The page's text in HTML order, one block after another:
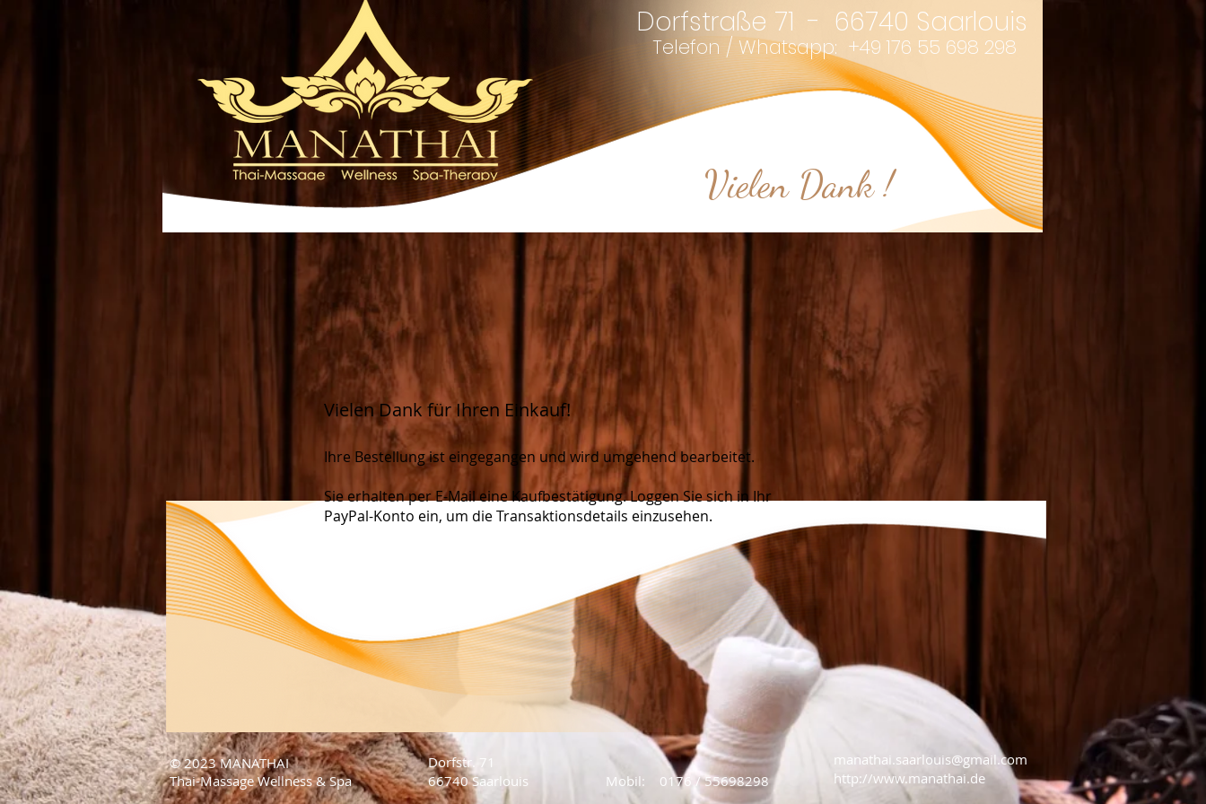
Dorfstraße 71 - 66740 Saarlouis
Telefon / Whatsapp: +49 176 55 698 298
Vielen Dank !
Vielen Dank für Ihren Einkauf!
Ihre Bestellung ist eingegangen und wird umgehend bearbeitet.
Sie erhalten per E-Mail eine Kaufbestätigung. Loggen Sie sich in Ihr
PayPal-Konto ein, um die Transaktionsdetails einzusehen.
Dorfstr. 71
66740 Saarlouis
© 2023 MANATHAI
Thai-Massage Wellness & Spa
Mobil: 0176 / 55698298
manathai.saarlouis@gmail.com
http://www.manathai.de